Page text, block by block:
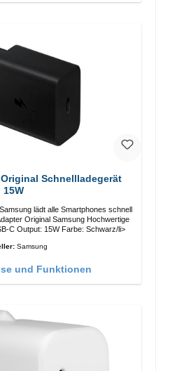
Schnellladegerät
15W
lädt alle Smartphones schnell
USB-C Output: 15W Farbe: Schwarz/li>
Samsung
und Funktionen